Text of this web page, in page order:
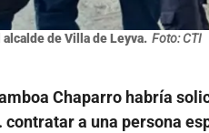
alcalde de Villa de Leyva. Foto: CTI
Chaparro habría
a una persona